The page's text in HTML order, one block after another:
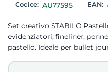
Codice: AU77595 EAN:
Set creativo STABILO
evidenziatori, fineliner,
pastello. Ideale per bullet